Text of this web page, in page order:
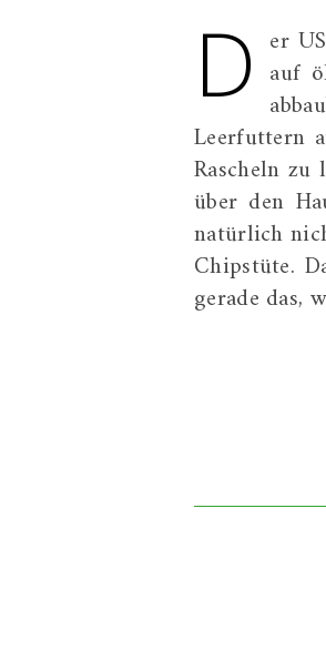
D er
auf
Leerfuttern
Rascheln
über den
natürlich
Chipstüte.
gerade das,